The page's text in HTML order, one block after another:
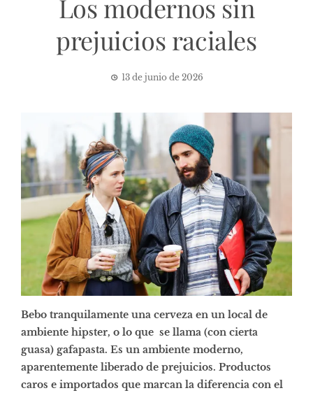
Los modernos sin
prejuicios raciales
13 de junio de 2026
Bebo tranquilamente una cerveza en un local de
ambiente hipster, o lo que se llama (con cierta
guasa) gafapasta. Es un ambiente moderno,
aparentemente liberado de prejuicios. Productos
caros e importados que marcan la diferencia con el